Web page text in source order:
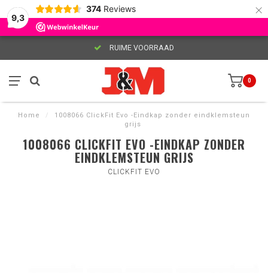
9,3
374 Reviews ×
RUIME VOORRAAD
0
Home /
1008066 ClickFit Evo -Eindkap zonder eindklemsteun
grijs
1008066 CLICKFIT EVO -EINDKAP ZONDER
EINDKLEMSTEUN GRIJS
CLICKFIT EVO